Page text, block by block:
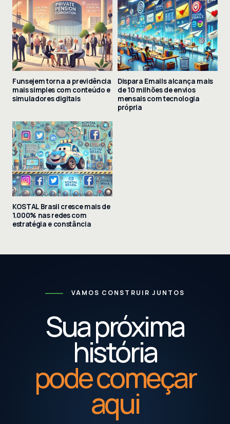
Funsejem torna a previdência
mais simples com conteúdo e
simuladores digitais
Dispara Emails alcança mais
de 10 milhões de envios
mensais com tecnologia
própria
KOSTAL Brasil cresce mais de
1.000% nas redes com
estratégia e constância
VAMOS CONSTRUIR JUNTOS
Sua próxima
história
pode começar
aqui